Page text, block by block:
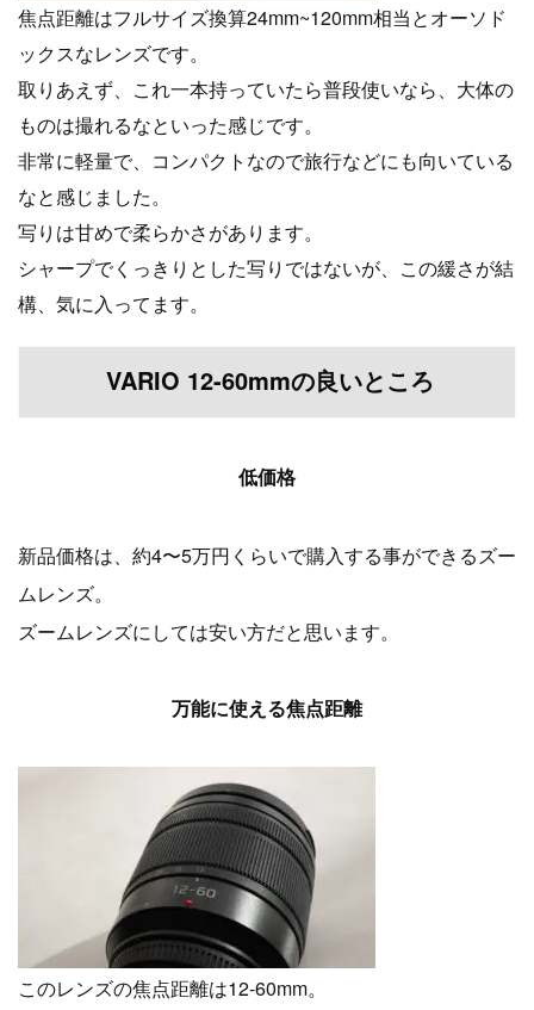
焦点距離はフルサイズ換算24mm~120mm相当とオーソド
ックスなレンズです。
取りあえず、これ一本持っていたら普段使いなら、 大体の
ものは撮れるなといった感じです。
非常に軽量で、コンパクトなので旅行などにも向いている
なと感じました。
写りは甘めで柔らかさがあります。
シャープでくっきりとした写りではないが、この緩さが結
構、気に入ってます。
VARIO 12-60mmの良いところ
低価格
新品価格は、約4〜5万円くらいで購入する事ができるズー
ムレンズ。
ズームレンズにしては安い方だと思います。
万能に使える焦点距離
このレンズの焦点距離は12-60mm。